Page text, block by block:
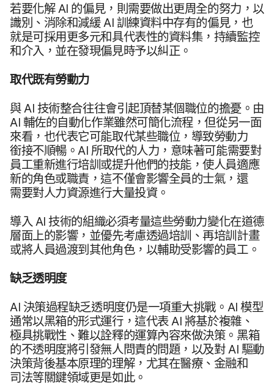
若​要​化解AI 的​偏見，​則​需要​做出​更​周全​的​努力，​以​
識別、​消除​和​減緩AI 訓練​資料​中​存有​的​偏見，​也​
就是​可​採用​更多​元​和​具​代表性​的​資料集，​持續​監控​
和​介入，​並​在​發現​偏見​時​予​以​糾正。
取​代既​有​勞動力
與AI 技術​整合​往​往會​引起​頂替​某​個​職位​的​擔憂。​由
AI 輔佐​的​自動化​作業​雖然​可​簡化​流程，​但​從另​一​面​
來​看，​也​代表​它​可能​取代​某些​職位，​導致​勞動力​
銜接​不​順暢。 AI 所​取代​的​人力，​意味​著​可能​需要​對​
員工​重新​進行​培訓​或​提升​他們​的​技能，​使​人員​適應​
新​的​角色​或​職責，​這​不​僅會​影響​全員​的​士氣，​還​
需要​對​人力​資源​進行​大量​投資。
導入 AI技術​的​組織​必須​考量​這些​勞動力​變化​在​道德​
層面​上​的​影響，​並​優先​考慮​透過​培訓、​再培​訓​計畫​
或​將​人員​過​渡到​其他​角色，​以​輔助​受​影響​的​員工。
缺乏​透明​度
AI 決​策​過程​缺乏​透明度​仍​是​一​項​重大​挑戰。 AI模型​
通常​以​黑箱​的​形式​運行，​這​代表AI 將​基於​複雜、​
極具​挑戰性、​難以​詮釋​的​運算​內容來​做​決策。​黑箱​
的​不透​明度​將​引發​無​人​問責​的​問題，​以及​對AI 驅動​
決​策背後​基本​原理​的​理解，​尤其​在​醫療、​金融​和​
司法​等​關鍵​領域​更​是​如此。